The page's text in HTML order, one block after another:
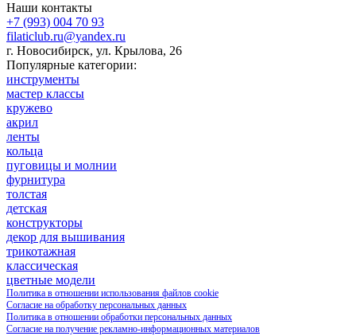
Наши контакты
+7 (993) 004 70 93
filaticlub.ru@yandex.ru
г. Новосибирск, ул. Крылова, 26
Популярные категории:
инструменты
мастер классы
кружево
акрил
ленты
кольца
пуговицы и молнии
фурнитура
толстая
детская
конструкторы
декор для вышивания
трикотажная
классическая
цветные модели
Политика в отношении использования файлов cookie
Согласие на обработку персональных данных
Политика в отношении обработки персональных данных
Согласие на получение рекламно-информационных материалов